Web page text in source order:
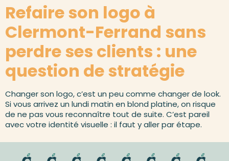
Refaire son logo à
Clermont-Ferrand sans
perdre ses clients : une
question de stratégie
Changer son logo, c’est un peu comme changer de look.
Si vous arrivez un lundi matin en blond platine, on risque
de ne pas vous reconnaître tout de suite. C’est pareil
avec votre identité visuelle : il faut y aller par étape.